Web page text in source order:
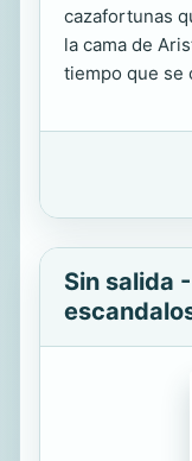
cazafortunas
la cama de
tiempo que se
Sin salida